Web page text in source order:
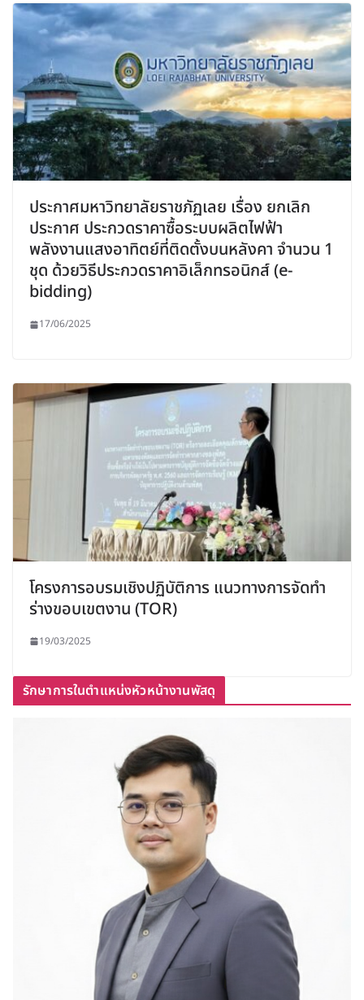
ประกาศมหาวิทยาลัยราชภัฏเลย เรื่อง ยกเลิก
ประกาศ ประกวดราคาซื้อระบบผลิตไฟฟ้า
พลังงานแสงอาทิตย์ที่ติดตั้งบนหลังคา จำนวน 1
ชุด ด้วยวิธีประกวดราคาอิเล็กทรอนิกส์ (e-
bidding)
17/06/2025
โครงการอบรมเชิงปฏิบัติการ แนวทางการจัดทำ
ร่างขอบเขตงาน (TOR)
19/03/2025
รักษาการในตำแหน่งหัวหน้างานพัสดุ